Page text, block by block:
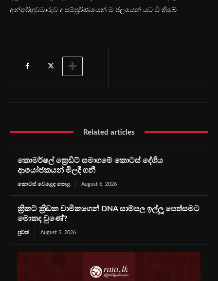
අන්තර්හුවමාරුව ද සම්පූර්ණයෙන් ම ජලයෙන් යට වී තිබේ.
Related articles
කොමර්ෂල් ක්‍රෙඩිට් සමාගමේ කොටස් දේශීය
ආයෝජකයන් මිලදී ගනී
කොටස් වෙළෙඳ පොළ August 6, 2026
ක්‍රිකට් ක්‍රීඩක චාමිකගෙන් DNA සාම්පල ඉල්ලූ පෙත්සමට
මොකද වුණේ?
පුවත් August 5, 2026